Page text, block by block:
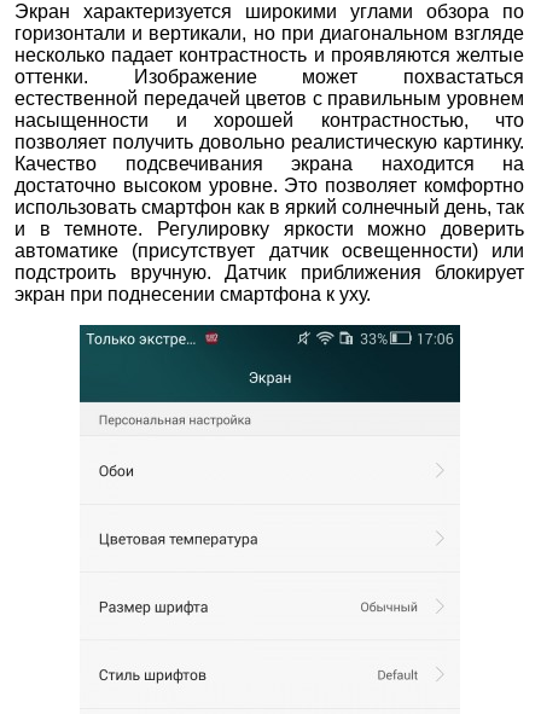
Экран характеризуется широкими углами обзора по
горизонтали и вертикали, но при диагональном взгляде
несколько падает контрастность и проявляются желтые
оттенки. Изображение может похвастаться
естественной передачей цветов с правильным уровнем
насыщенности и хорошей контрастностью, что
позволяет получить довольно реалистическую картинку.
Качество подсвечивания экрана находится на
достаточно высоком уровне. Это позволяет комфортно
использовать смартфон как в яркий солнечный день, так
и в темноте. Регулировку яркости можно доверить
автоматике (присутствует датчик освещенности) или
подстроить вручную. Датчик приближения блокирует
экран при поднесении смартфона к уху.